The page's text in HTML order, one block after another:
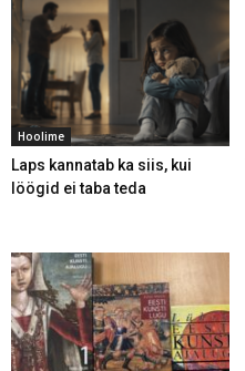
Hoolime
Laps kannatab ka siis, kui
löögid ei taba teda